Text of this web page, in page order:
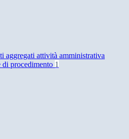
aggregati attività amministrativa
procedimento 1